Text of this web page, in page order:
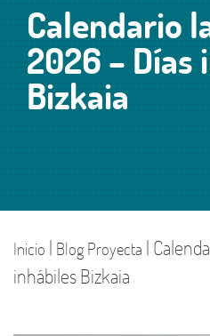
Calendario
2026 – Días
Bizkaia
Inicio | Blog Proyecta |
inhábiles Bizkaia